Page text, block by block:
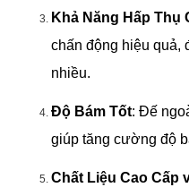
Khả Năng Hấp Thụ
chấn động hiệu quả,
nhiều.
Độ Bám Tốt: Đế
giúp tăng cường độ
Chất Liệu Cao Cấp